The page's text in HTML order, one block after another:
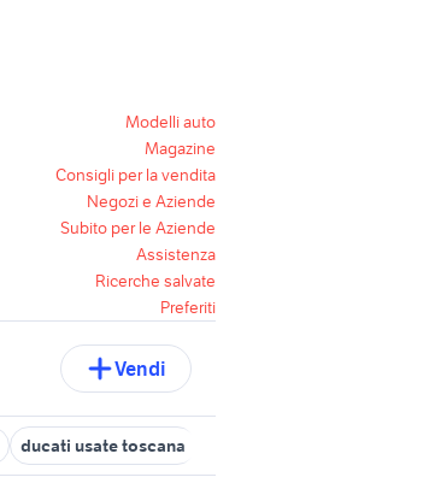
Modelli auto
Magazine
Consigli per la vendita
Negozi e Aziende
Subito per le Aziende
Assistenza
Ricerche salvate
Preferiti
Vendi
ducati usate toscana